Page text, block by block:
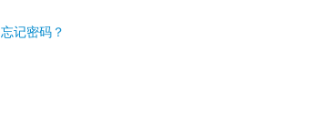
忘记密码？